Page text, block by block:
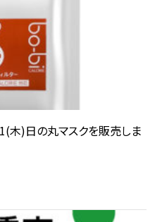
木)日の丸マスクを販売しま